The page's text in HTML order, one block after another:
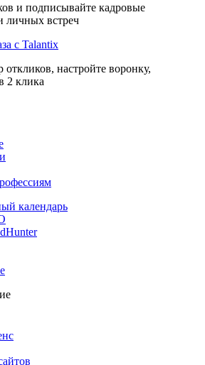
и подписывайте кадровые
личных встреч
с Talantix
откликов, настройте воронку,
2 клика
календарь